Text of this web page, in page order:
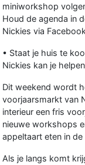
miniworkshop
Houd de agenda in
Nickies via Facebook
• Staat je huis te
Nickies kan je
Dit weekend wordt
voorjaarsmarkt van
interieur een fris
nieuwe workshops
appeltaart eten in
Als je langs komt